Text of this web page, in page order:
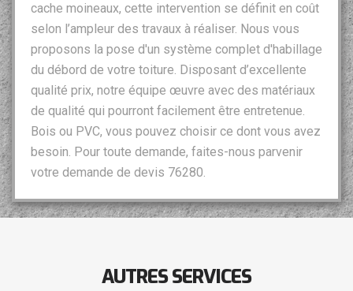
cache moineaux, cette intervention se définit en coût
selon l’ampleur des travaux à réaliser. Nous vous
proposons la pose d'un système complet d'habillage
du débord de votre toiture. Disposant d’excellente
qualité prix, notre équipe œuvre avec des matériaux
de qualité qui pourront facilement être entretenue.
Bois ou PVC, vous pouvez choisir ce dont vous avez
besoin. Pour toute demande, faites-nous parvenir
votre demande de devis 76280.
AUTRES SERVICES